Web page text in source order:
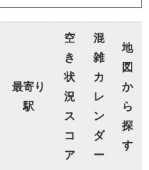
最寄り
駅
空
き
状
況
ス
コ
ア
混
雑
カ
レ
ン
ダ
ー
地
図
か
ら
探
す